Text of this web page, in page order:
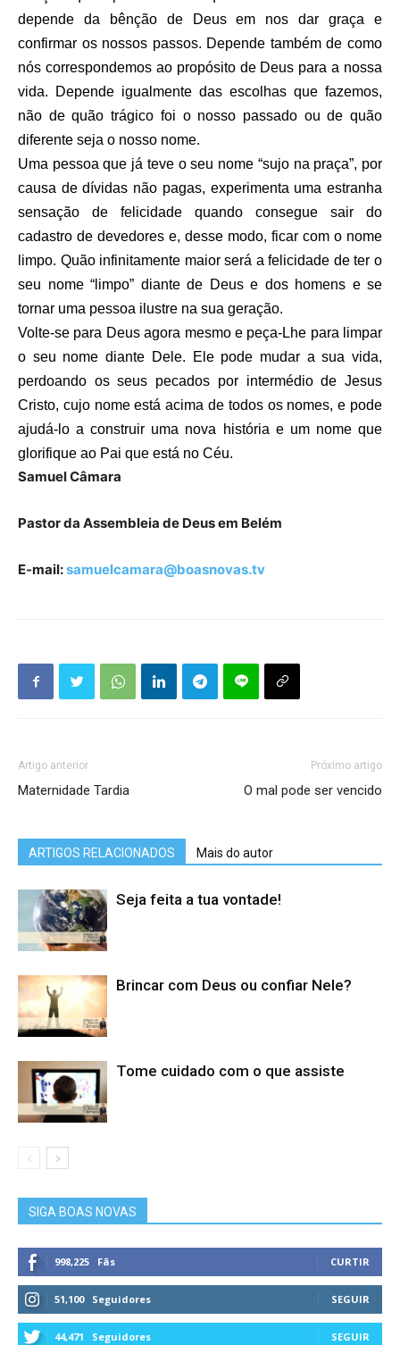
depende da bênção de Deus em nos dar graça e
confirmar os nossos passos. Depende também de como
nós correspondemos ao propósito de Deus para a nossa
vida. Depende igualmente das escolhas que fazemos,
não de quão trágico foi o nosso passado ou de quão
diferente seja o nosso nome.
Uma pessoa que já teve o seu nome “sujo na praça”, por
causa de dívidas não pagas, experimenta uma estranha
sensação de felicidade quando consegue sair do
cadastro de devedores e, desse modo, ficar com o nome
limpo. Quão infinitamente maior será a felicidade de ter o
seu nome “limpo” diante de Deus e dos homens e se
tornar uma pessoa ilustre na sua geração.
Volte-se para Deus agora mesmo e peça-Lhe para limpar
o seu nome diante Dele. Ele pode mudar a sua vida,
perdoando os seus pecados por intermédio de Jesus
Cristo, cujo nome está acima de todos os nomes, e pode
ajudá-lo a construir uma nova história e um nome que
glorifique ao Pai que está no Céu.
Samuel Câmara
Pastor da Assembleia de Deus em Belém
E-mail:samuelcamara@boasnovas.tv
Artigo anterior
Maternidade Tardia
Próximo artigo
O mal pode ser vencido
ARTIGOS RELACIONADOS Mais do autor
Seja feita a tua vontade!
Brincar com Deus ou confiar Nele?
Tome cuidado com o que assiste
SIGA BOAS NOVAS
998,225 Fãs CURTIR
51,100 Seguidores SEGUIR
44,471 Seguidores SEGUIR